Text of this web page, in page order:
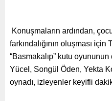
Konuşmaların ardından,
farkındalığının oluşması
“Basmakalıp” kutu
Yücel, Songül Öden, Yekta
oynadı, izleyenler keyifli